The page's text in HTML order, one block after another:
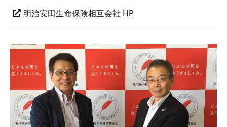
明治安田生命保険相互会社 HP